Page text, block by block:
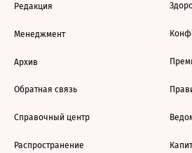
Редакция
Менеджмент
Архив
Обратная связь
Справочный центр
Распространение